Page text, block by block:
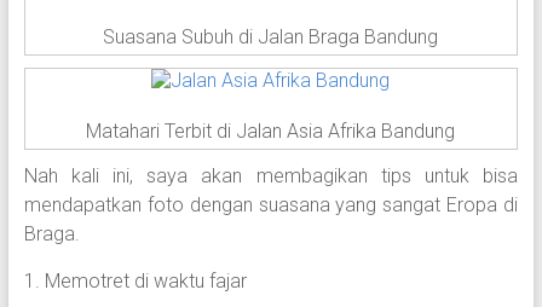
Suasana Subuh di Jalan Braga Bandung
Matahari Terbit di Jalan Asia Afrika Bandung
Nah kali ini, saya akan membagikan tips untuk bisa
mendapatkan foto dengan suasana yang sangat Eropa di
Braga.
1. Memotret di waktu fajar